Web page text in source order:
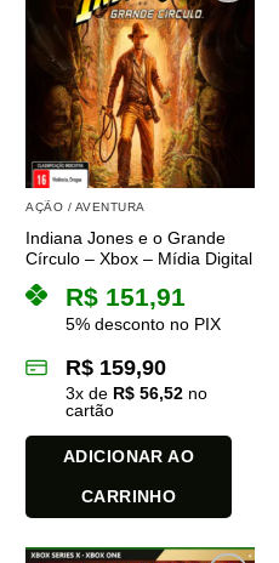
AÇÃO / AVENTURA
Indiana Jones e o Grande
Círculo – Xbox – Mídia Digital
R$ 151,91
5% desconto no PIX
R$ 159,90
3x de R$ 56,52 no
cartão
ADICIONAR AO
CARRINHO